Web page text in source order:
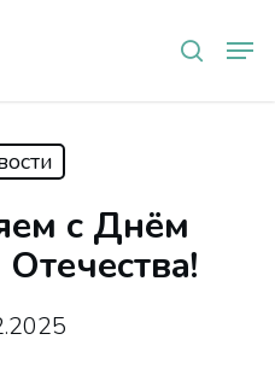
search
с Днём